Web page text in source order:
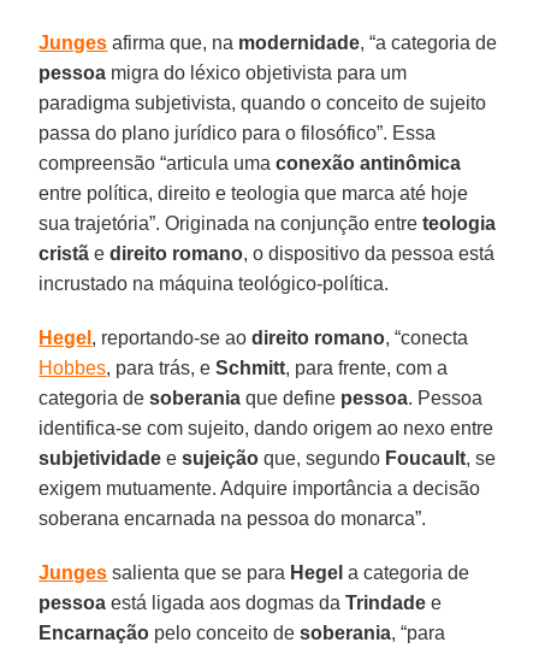
Junges afirma que, na modernidade, “a categoria de
pessoa migra do léxico objetivista para um
paradigma subjetivista, quando o conceito de sujeito
passa do plano jurídico para o filosófico”. Essa
compreensão “articula umaconexão antinômica
entre política, direito e teologia que marca até hoje
sua trajetória”. Originada na conjunção entreteologia
cristã edireito romano, o dispositivo da pessoa está
incrustado na máquina teológico-política.
Hegel , reportando-se aodireito romano, “conecta
Hobbes, para trás, eSchmitt, para frente, com a
categoria desoberania que define pessoa. Pessoa
identifica-se com sujeito, dando origem ao nexo entre
subjetividade e sujeição que, segundo Foucault, se
exigem mutuamente. Adquire importância a decisão
soberana encarnada na pessoa do monarca”.
Junges salienta que se para Hegel a categoria de
pessoa está ligada aos dogmas da Trindade e
Encarnação pelo conceito desoberania, “para